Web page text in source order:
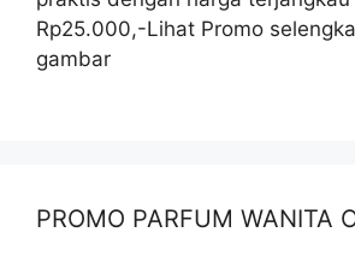
Rp25.000,-Lihat Promo
gambar
PROMO PARFUM WANITA